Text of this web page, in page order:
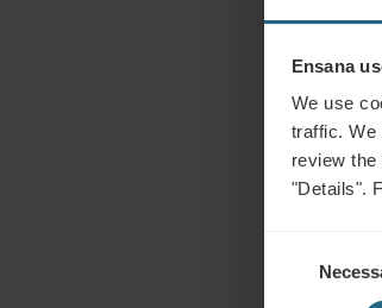
Ensana
We use
traffic. We
review
"Details".
Selection